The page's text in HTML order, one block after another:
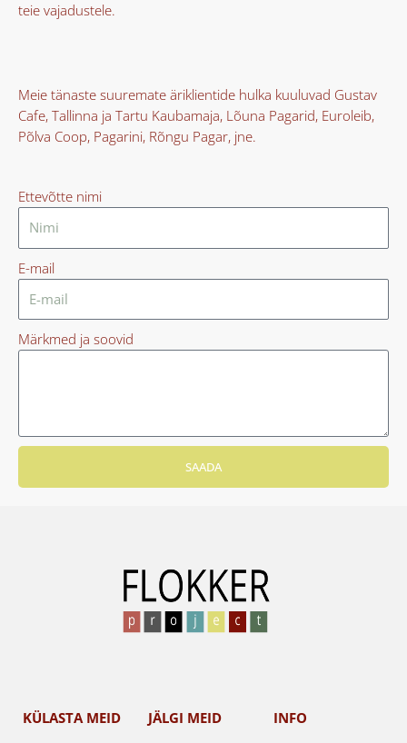
teie vajadustele.
Meie tänaste suuremate äriklientide hulka kuuluvad Gustav
Cafe, Tallinna ja Tartu Kaubamaja, Lõuna Pagarid, Euroleib,
Põlva Coop, Pagarini, Rõngu Pagar, jne.
Ettevõtte nimi
E-mail
Märkmed ja soovid
SAADA
KÜLASTA MEID JÄLGI MEID INFO